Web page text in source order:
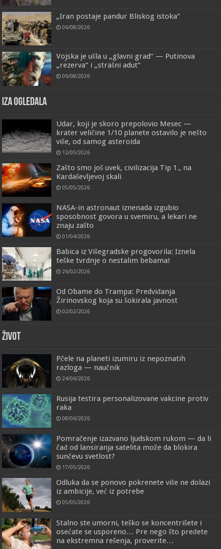
„Iran postaje pandur Bliskog istoka“
06/08/2026
Vojska je ušla u „glavni grad“ — Putinova
„rezerva“ i „strašni adut“
06/08/2026
IZA OGLEDALA
Udar, koji je skoro prepolovio Mesec —
krater veličine 1/10 planete ostavilo je nešto
više, od samog asteroida
12/05/2026
Zašto smo još uvek, civilizacija Tip 1., na
Kardaševljevoj skali
05/05/2026
NASA-in astronaut iznenada izgubio
sposobnost govora u svemiru, a lekari ne
znaju zašto
01/04/2026
Babica iz Višegradske progovorila: Iznela
teške tvrdnje o nestalim bebama!
26/02/2026
Od Obame do Trampa: Predviđanja
Žirinovskog koja su šokirala javnost
02/02/2026
ŽIVOT
Pčele na planeti izumiru iz nepoznatih
razloga — naučnik
24/06/2026
Rusija testira personalizovane vakcine protiv
raka
08/06/2026
Pomračenje izazvano ljudskom rukom — da li
čađ od lansiranja satelita može da blokira
sunčevu svetlost?
17/05/2026
Odluka da se ponovo pokrenete više ne dolazi
iz ambicije, već iz potrebe
05/05/2026
Stalno ste umorni, teško se koncentrišete i
osećate se usporeno… Pre nego što pređete
na ekstremna rešenja, proverite…